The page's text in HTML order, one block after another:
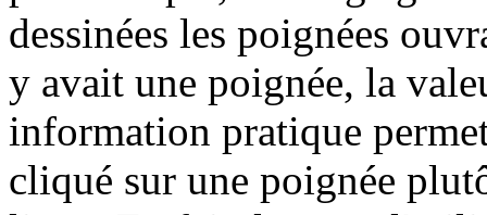
dessinées les poignées
y avait une poignée, la
information pratique
cliqué sur une poignée